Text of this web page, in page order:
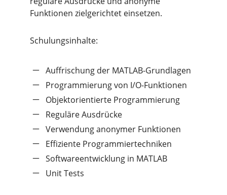
Funktionen zielgerichtet einsetzen.
Schulungsinhalte:
Auffrischung der MATLAB-Grundlagen
Programmierung von I/O-Funktionen
Objektorientierte Programmierung
Reguläre Ausdrücke
Verwendung anonymer Funktionen
Effiziente Programmiertechniken
Softwareentwicklung in MATLAB
Unit Tests